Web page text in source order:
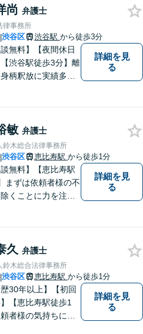
策を提案【年中無
間対応可能（要予
尚 弁護士
律事務所
|渋谷区 渋谷駅 から徒歩3分
談無料】【夜間休日
渋谷駅徒歩3分】離
柄釈放に実績多数
合い、迅速に粘り
い解決を目指しま
の場合、まずはご
さい。
詳細を見
る
敏 弁護士
鈴木総合法律事務所
|渋谷区 恵比寿駅 から徒歩1分
談無料】【恵比寿駅
まずは依頼者様の不
くことに力を注い
トラブル・離婚問
みのことはぜひご
い。
詳細を見
る
久 弁護士
鈴木総合法律事務所
|渋谷区 恵比寿駅 から徒歩1分
歴30年以上】【初回
【恵比寿駅徒歩1
者様の気持ちにな
詳細を見
る